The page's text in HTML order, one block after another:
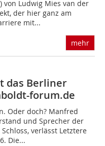
von Ludwig Mies van der
der hier ganz am
mit...
mehr
das Berliner
forum.de
Oder doch? Manfred
und Sprecher der
verlässt Letztere
Die...